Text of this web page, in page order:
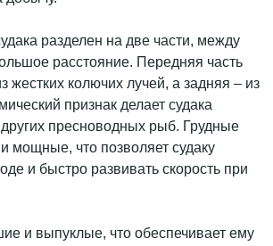
разделен на две части, между
расстояние. Передняя часть
жестких колючих лучей, а задняя – из
признак делает судака
пресноводных рыб. Грудные
мощные, что позволяет судаку
и быстро развивать скорость при
и выпуклые, что обеспечивает ему